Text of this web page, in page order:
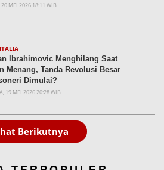
20 MEI 2026 18:11 WIB
Ibrahimovic Menghilang Saat
Menang, Tanda Revolusi Besar
Dimulai?
19 MEI 2026 20:28 WIB
Berikutnya